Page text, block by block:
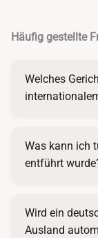
Häufig gestellte
Welches
Was kann ich
entführt
Wird ein
Ausland